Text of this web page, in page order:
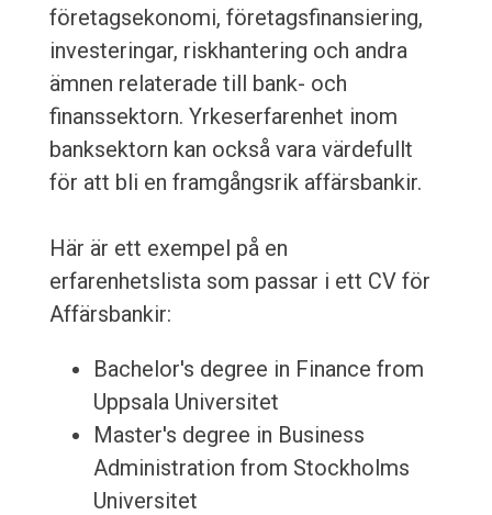
företagsekonomi, företagsfinansiering,
investeringar, riskhantering och andra
ämnen relaterade till bank- och
finanssektorn. Yrkeserfarenhet inom
banksektorn kan också vara värdefullt
för att bli en framgångsrik affärsbankir.
Här är ett exempel på en
erfarenhetslista som passar i ett CV för
Affärsbankir:
Bachelor's degree in Finance from
Uppsala Universitet
Master's degree in Business
Administration from Stockholms
Universitet